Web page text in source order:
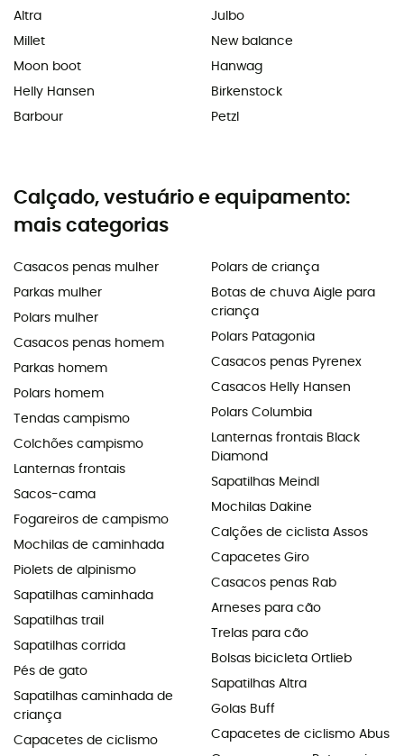
Altra
Millet
Moon boot
Helly Hansen
Barbour
Julbo
New balance
Hanwag
Birkenstock
Petzl
Calçado, vestuário e equipamento:
mais categorias
Casacos penas mulher
Parkas mulher
Polars mulher
Casacos penas homem
Parkas homem
Polars homem
Tendas campismo
Colchões campismo
Lanternas frontais
Sacos-cama
Fogareiros de campismo
Mochilas de caminhada
Piolets de alpinismo
Sapatilhas caminhada
Sapatilhas trail
Sapatilhas corrida
Pés de gato
Sapatilhas caminhada de
criança
Capacetes de ciclismo
Polars de criança
Botas de chuva Aigle para
criança
Polars Patagonia
Casacos penas Pyrenex
Casacos Helly Hansen
Polars Columbia
Lanternas frontais Black
Diamond
Sapatilhas Meindl
Mochilas Dakine
Calções de ciclista Assos
Capacetes Giro
Casacos penas Rab
Arneses para cão
Trelas para cão
Bolsas bicicleta Ortlieb
Sapatilhas Altra
Golas Buff
Capacetes de ciclismo Abus